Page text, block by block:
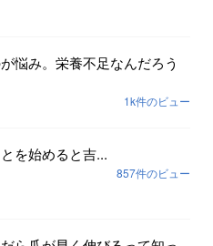
悩み。栄養不足なんだろう
1k件のビュー
を始めると吉...
857件のビュー